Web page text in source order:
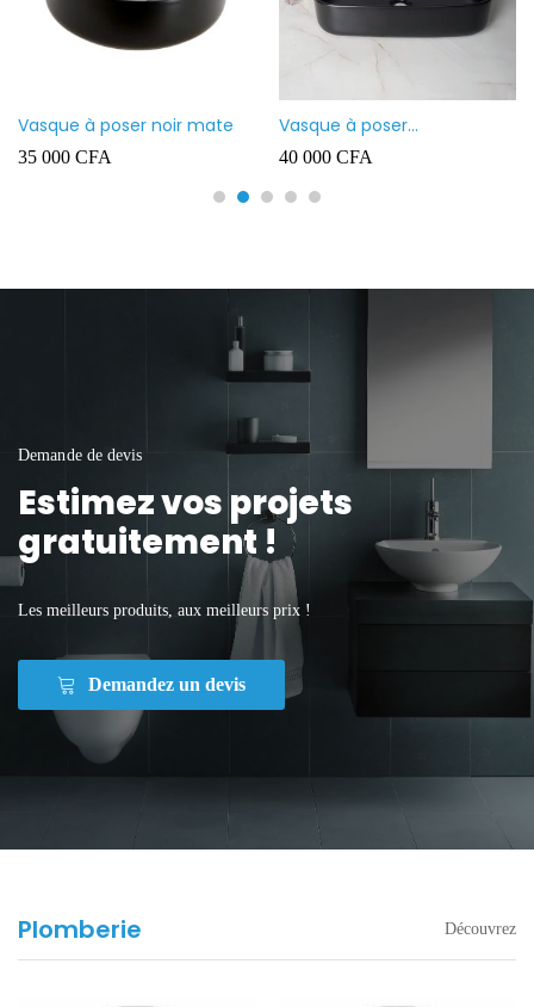
Vasque à poser noir mate
35 000 CFA
Vasque à poser
rectangulaire noir mate
40 000 CFA
Demande de devis
Estimez vos projets
gratuitement !
Les meilleurs produits, aux meilleurs prix !
Demandez un devis
Plomberie Découvrez